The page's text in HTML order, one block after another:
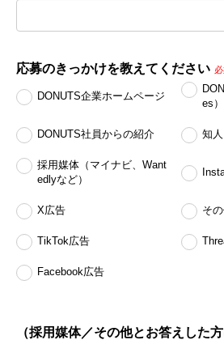
応募のきっかけを教えてください
DONUTS企業ホームページ
es）
DONUTS社員からの紹介 知
採用媒体（マイナビ、Want
edlyなど）
X広告 そ
TikTok広告
Facebook広告
（採用媒体／その他とお答えした